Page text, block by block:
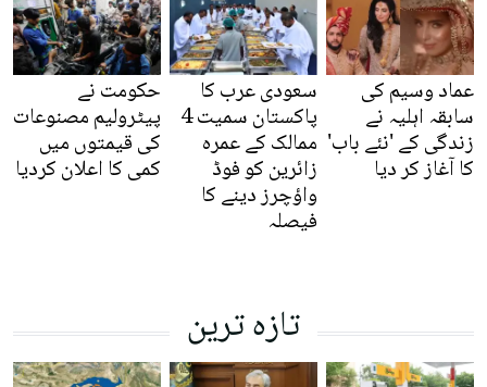
عماد وسیم کی
سابقہ اہلیہ نے
زندگی کے 'نئے باب'
کا آغاز کر دیا
سعودی عرب کا
پاکستان سمیت 4
ممالک کے عمرہ
زائرین کو فوڈ
واؤچرز دینے کا
فیصلہ
حکومت نے
پیٹرولیم مصنوعات
کی قیمتوں میں
کمی کا اعلان کردیا
تازہ ترین